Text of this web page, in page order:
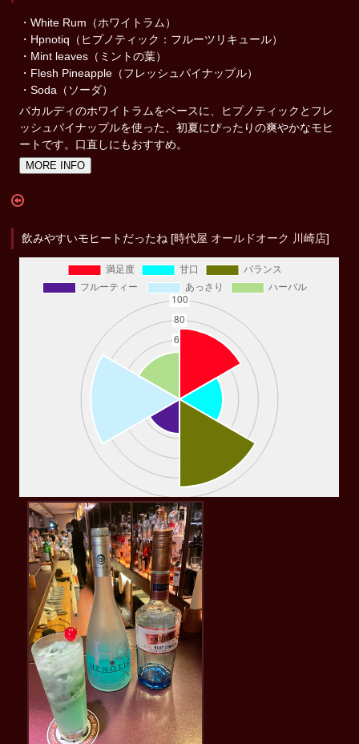
・White Rum（ホワイトラム）
・Hpnotiq（ヒプノティック：フルーツリキュール）
・Mint leaves（ミントの葉）
・Flesh Pineapple（フレッシュパイナップル）
・Soda（ソーダ）
バカルディのホワイトラムをベースに、ヒプノティックとフレ
ッシュパイナップルを使った、初夏にぴったりの爽やかなモヒ
ートです。口直しにもおすすめ。
MORE INFO
飲みやすいモヒートだったね [時代屋 オールドオーク 川崎店]